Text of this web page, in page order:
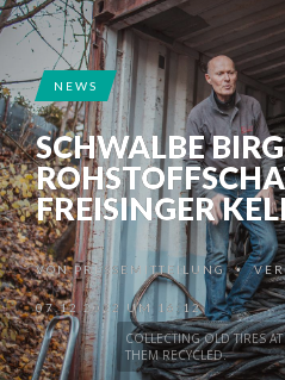
COLLECTING OLD TIRES
THEM RECYCLED.
NEWS
SCHWALBE
FREISINGER
VONPRESSEMITTEILUNG •
07.12.2022 UM 16:12